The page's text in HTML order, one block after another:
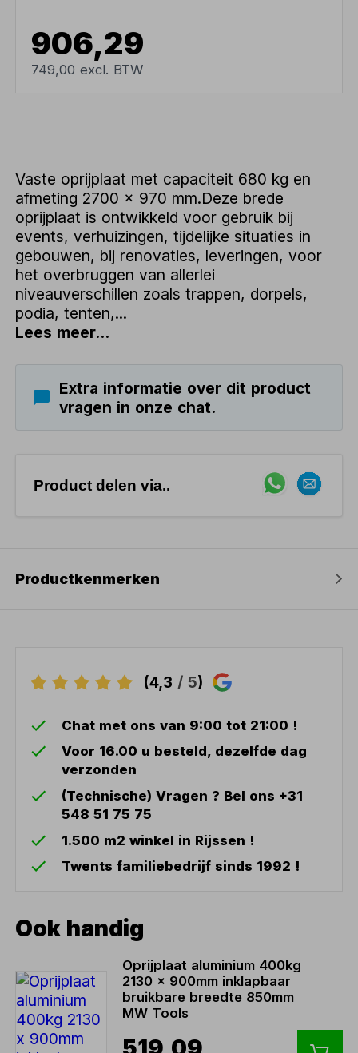
906,29
749,00 excl. BTW
Vaste oprijplaat met capaciteit 680 kg en
afmeting 2700 x 970 mm.Deze brede
oprijplaat is ontwikkeld voor gebruik bij
events, verhuizingen, tijdelijke situaties in
gebouwen, bij renovaties, leveringen, voor
het overbruggen van allerlei
niveauverschillen zoals trappen, dorpels,
podia, tenten,...
Lees meer...
Extra informatie over dit product
vragen in onze chat.
Product delen via..
Productkenmerken
(4,3 / 5)
Chat met ons van 9:00 tot 21:00 !
Voor 16.00 u besteld, dezelfde dag
verzonden
(Technische) Vragen ? Bel ons +31
548 51 75 75
1.500 m2 winkel in Rijssen !
Twents familiebedrijf sinds 1992 !
Ook handig
Oprijplaat aluminium 400kg
2130 x 900mm inklapbaar
bruikbare breedte 850mm
MW Tools